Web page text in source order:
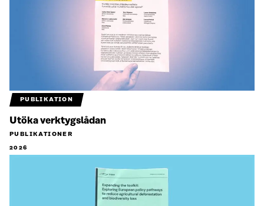
PUBLIKATION
Utöka verktygslådan
PUBLIKATIONER
2026